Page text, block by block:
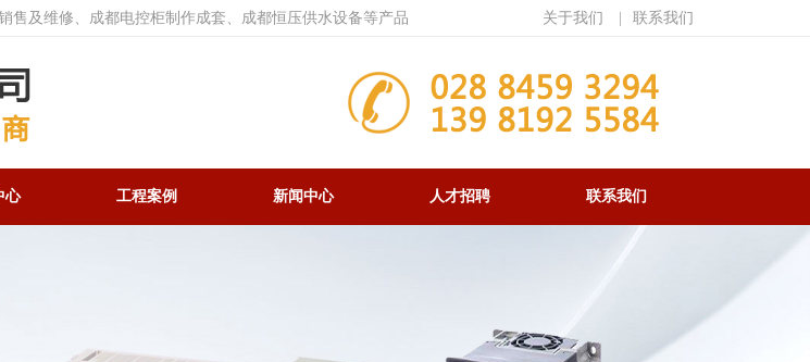
售及维修、成都电控柜制作成套、成都恒压供水设备等产品 关于我们 联系我们
心 工程案例 新闻中心 人才招聘 联系我们